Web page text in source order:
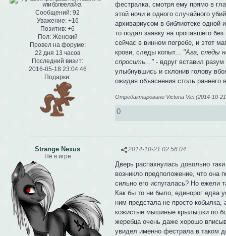
Сообщений: 92
Уважение: +16
Позитив: +6
Пол:Женский
Провел на форуме:
22 дня 13 часов
Последний визит:
2016-05-18 23:04:46
Подарки:
фестралка, смотря ему прямо в
этой ночи и одного случайного
архивариусом в библиотеке одной
то подал заявку на пропавшего
сейчас в винном погребе, и этот
крови, следы копыт... "Ага, следы
спросить..." - вдруг вставил
улыбнувшись и склонив голову
ожидая объяснения столь раннего
Отредактировано Victoria Vici (2014-10-
0
2014-10-21 02:56:04
Strange Nexus
Не в игре
Дверь распахнулась довольно
возникло предположение, что она
сильно его испугалась? Но ежели
Как бы то ни было, единорог едва
ним предстала не просто
кожистые мышиные крылышки по
жеребца очень даже хорошо
увидел именно фестрала в таком